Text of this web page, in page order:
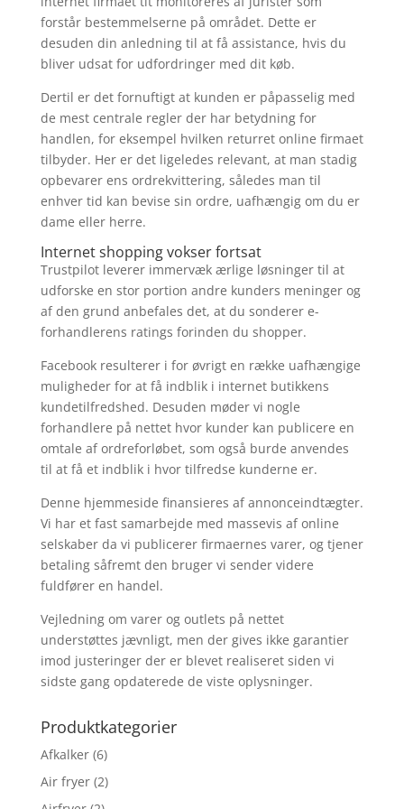
forstår bestemmelserne på området. Dette er
desuden din anledning til at få assistance, hvis du
bliver udsat for udfordringer med dit køb.
Dertil er det fornuftigt at kunden er påpasselig med
de mest centrale regler der har betydning for
handlen, for eksempel hvilken returret online firmaet
tilbyder. Her er det ligeledes relevant, at man stadig
opbevarer ens ordrekvittering, således man til
enhver tid kan bevise sin ordre, uafhængig om du er
dame eller herre.
Internet shopping vokser fortsat
Trustpilot leverer immervæk ærlige løsninger til at
udforske en stor portion andre kunders meninger og
af den grund anbefales det, at du sonderer e-
forhandlerens ratings forinden du shopper.
Facebook resulterer i for øvrigt en række uafhængige
muligheder for at få indblik i internet butikkens
kundetilfredshed. Desuden møder vi nogle
forhandlere på nettet hvor kunder kan publicere en
omtale af ordreforløbet, som også burde anvendes
til at få et indblik i hvor tilfredse kunderne er.
Denne hjemmeside finansieres af annonceindtægter.
Vi har et fast samarbejde med massevis af online
selskaber da vi publicerer firmaernes varer, og tjener
betaling såfremt den bruger vi sender videre
fuldfører en handel.
Vejledning om varer og outlets på nettet
understøttes jævnligt, men der gives ikke garantier
imod justeringer der er blevet realiseret siden vi
sidste gang opdaterede de viste oplysninger.
Produktkategorier
Afkalker (6)
Air fryer (2)